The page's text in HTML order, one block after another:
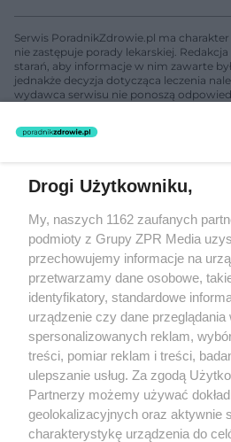
Serwis PoradnikZdrowie.pl ma
nie zastępuje porady lekarskiej.
starań, aby informacje w nim zawarte
jednakże decyzja dotycząca leczenia
wydawca serwisu nie ponoszą
świadczeń zdrowotnych w rozumieniu
rozpowszechniany lub dalej
(w tym także elektroniczny lub
eksploatacji w jakiejkolwiek formie,
Internecie bez pisemnej zgody
lub wykorzystanie utworów w całości
prawa, tzn. bez właściwej zgody, jest
może być ścigane prawnie.
O nas
Drogi Użytkowniku,
My, naszych 1162 zaufanych
podmioty z Grupy ZPR Media
przechowujemy informacje na
przetwarzamy dane osobowe,
identyfikatory, standardowe
urządzenie czy dane przeglądania
spersonalizowanych reklam,
treści, pomiar reklam i treści,
ulepszanie usług. Za zgodą
Partnerzy możemy używać
geolokalizacyjnych oraz aktywnie
charakterystykę urządzenia do